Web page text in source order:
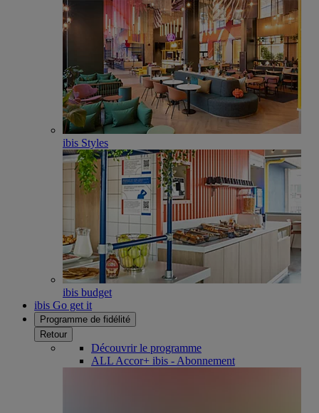
ibis Styles
ibis budget
ibis Go get it
Programme de fidélité
Retour
Découvrir le programme
ALL Accor+ ibis - Abonnement